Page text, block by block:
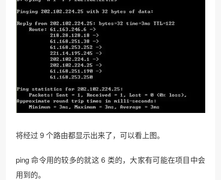
将经过 9 个路由都显示出来了，可以看上图。
ping 命令用的较多的就这 6 类的，大家有可能在项目中会
用到的。